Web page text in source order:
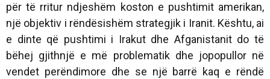
për të rritur ndjeshëm koston e pushtimit amerikan,
një objektiv i rëndësishëm strategjik i Iranit. Kështu, ai
e dinte që pushtimi i Irakut dhe Afganistanit do të
bëhej gjithnjë e më problematik dhe jopopullor në
vendet perëndimore dhe se një barrë kaq e rëndë